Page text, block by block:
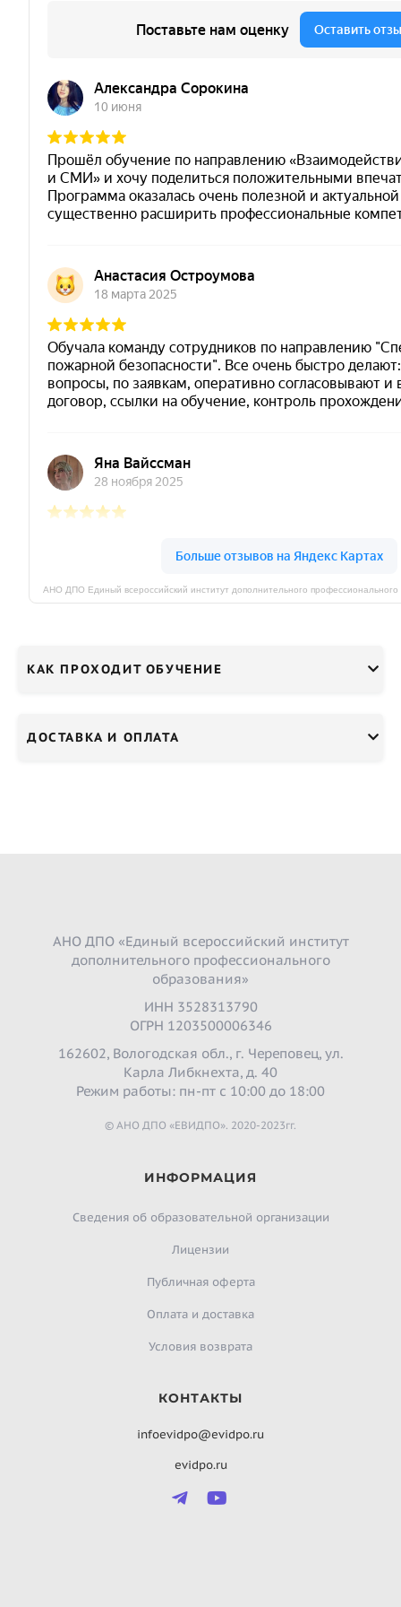
КАК ПРОХОДИТ ОБУЧЕНИЕ
ДОСТАВКА И ОПЛАТА
АНО ДПО «Единый всероссийский институт
дополнительного профессионального
образования»
ИНН 3528313790
ОГРН 1203500006346
162602, Вологодская обл., г. Череповец, ул.
Карла Либкнехта, д. 40
Режим работы: пн-пт с 10:00 до 18:00
© АНО ДПО «ЕВИДПО». 2020-2023гг.
ИНФОРМАЦИЯ
Сведения об образовательной организации
Лицензии
Публичная оферта
Оплата и доставка
Условия возврата
КОНТАКТЫ
infoevidpo@evidpo.ru
evidpo.ru